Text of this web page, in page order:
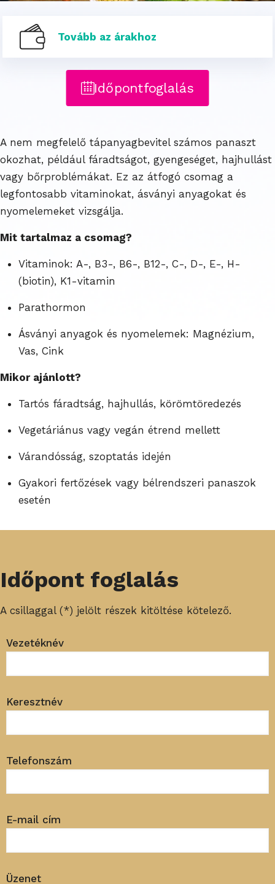
Tovább az árakhoz
Időpontfoglalás
A nem megfelelő tápanyagbevitel számos panaszt
okozhat, például fáradtságot, gyengeséget, hajhullást
vagy bőrproblémákat. Ez az átfogó csomag a
legfontosabb vitaminokat, ásványi anyagokat és
nyomelemeket vizsgálja.
Mit tartalmaz a csomag?
Vitaminok: A-, B3-, B6-, B12-, C-, D-, E-, H-
(biotin), K1-vitamin
Parathormon
Ásványi anyagok és nyomelemek: Magnézium,
Vas, Cink
Mikor ajánlott?
Tartós fáradtság, hajhullás, körömtöredezés
Vegetáriánus vagy vegán étrend mellett
Várandósság, szoptatás idején
Gyakori fertőzések vagy bélrendszeri panaszok
esetén
Időpont foglalás
A csillaggal (*) jelölt részek kitöltése kötelező.
Vezetéknév
Keresztnév
Telefonszám
E-mail cím
Üzenet